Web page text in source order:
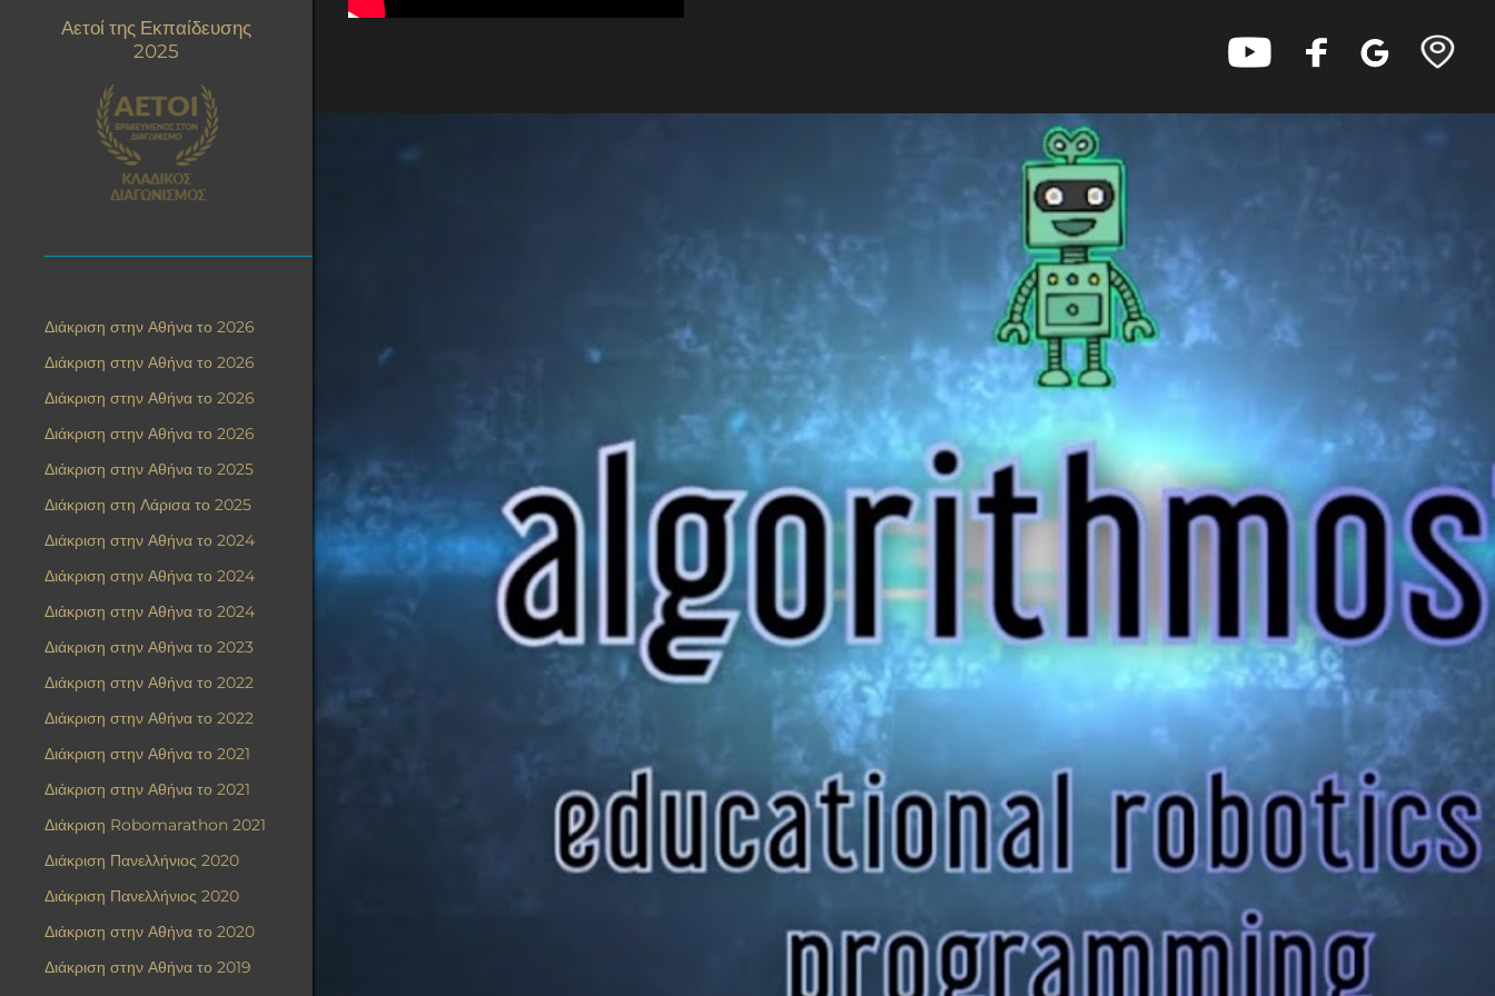
Αετοί της Εκπαίδευσης
2025
Διάκριση στην Αθήνα το 2026
Διάκριση στην Αθήνα το 2026
Διάκριση στην Αθήνα το 2026
Διάκριση στην Αθήνα το 2026
Διάκριση στην Αθήνα το 2025
Διάκριση στη Λάρισα το 2025
Διάκριση στην Αθήνα το 2024
Διάκριση στην Αθήνα το 2024
Διάκριση στην Αθήνα το 2024
Διάκριση στην Αθήνα το 2023
Διάκριση στην Αθήνα το 2022
Διάκριση στην Αθήνα το 2022
Διάκριση στην Αθήνα το 2021
Διάκριση στην Αθήνα το 2021
Διάκριση Robomarathon 2021
Διάκριση Πανελλήνιος 2020
Διάκριση Πανελλήνιος 2020
Διάκριση στην Αθήνα το 2020
Διάκριση στην Αθήνα το 2019